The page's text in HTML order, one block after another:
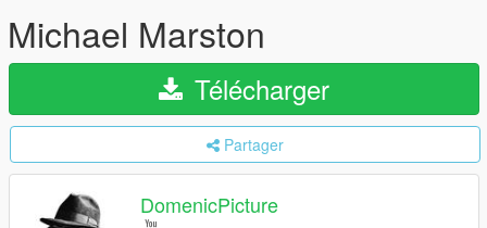
Michael Marston
Télécharger
Partager
DomenicPicture